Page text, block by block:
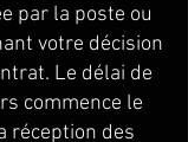
par la poste ou
votre décision
Le délai de
commence le
réception des